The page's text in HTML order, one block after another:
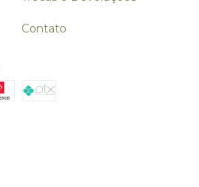
Contato